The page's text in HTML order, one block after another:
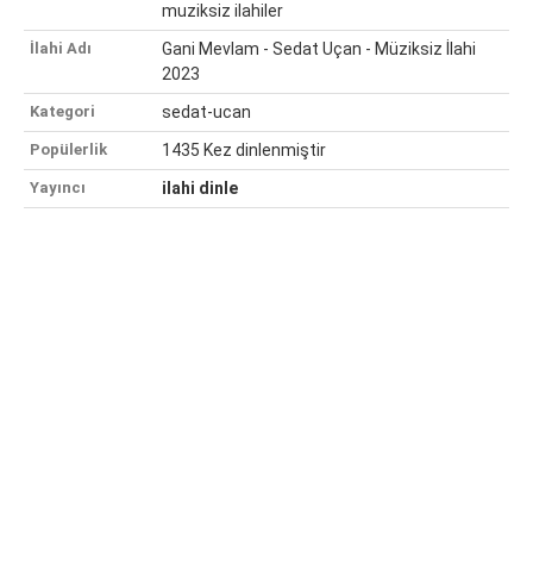
muziksiz ilahiler
İlahi Adı
Gani Mevlam - Sedat Uçan - Müziksiz İlahi
2023
Kategori sedat-ucan
Popülerlik 1435 Kez dinlenmiştir
Yayıncı ilahi dinle